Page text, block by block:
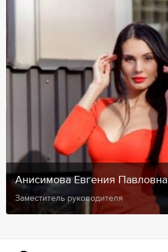
Анисимова Евгения Павловна
Заместитель руководителя